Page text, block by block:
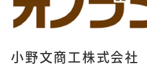
小野文商工株式会社